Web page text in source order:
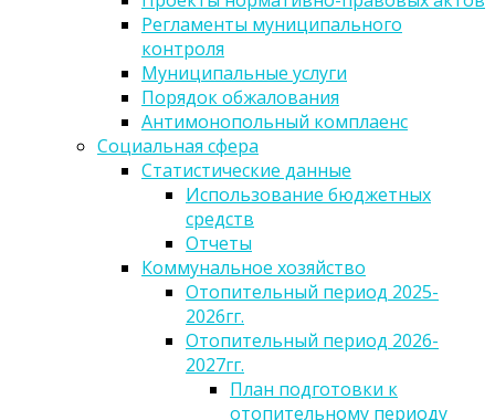
Регламенты муниципального
контроля
Муниципальные услуги
Порядок обжалования
Антимонопольный комплаенс
Социальная сфера
Статистические данные
Использование бюджетных
средств
Отчеты
Коммунальное хозяйство
Отопительный период 2025-
2026гг.
Отопительный период 2026-
2027гг.
План подготовки к
отопительному периоду